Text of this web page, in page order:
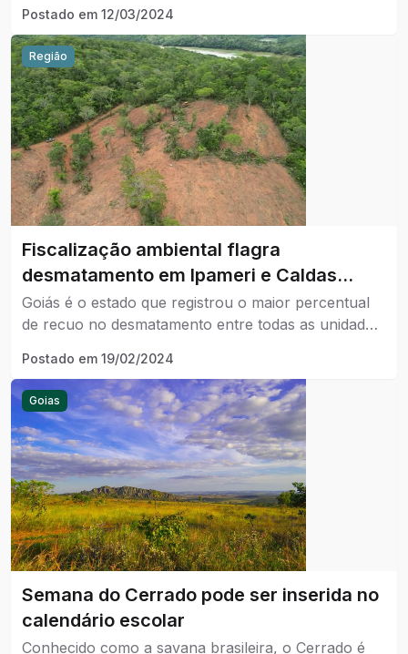
Instituto Nacional de Pesquisas Espaciais (Inpe).
Postado em 12/03/2024
Região
Fiscalização ambiental flagra
desmatamento em Ipameri e Caldas
Novas
Goiás é o estado que registrou o maior percentual
de recuo no desmatamento entre todas as unidades
Postado em 19/02/2024
Goias
Semana do Cerrado pode ser inserida no
calendário escolar
Conhecido como a savana brasileira, o Cerrado é